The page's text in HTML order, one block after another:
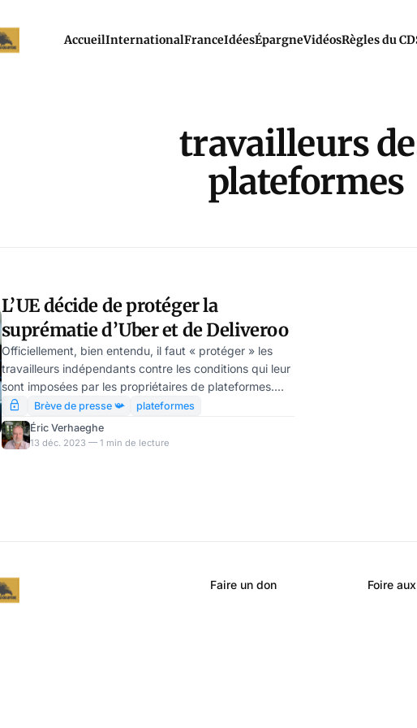
AccueilInternationalFranceIdéesÉpargneVidéosRègles du
travailleurs
plateformes
L’UE décide de protéger la
suprématie d’Uber et de Deliveroo
Officiellement, bien entendu, il faut « protéger » les
travailleurs indépendants contre les conditions qui leur
sont imposées par les propriétaires de plateformes.
Qui peut être contre cette mesure « sociale » qui vise à
éviter une exploitation éhontée des individus ? Sauf
que la réglementation qui vient d’être adoptée par le
Brève de presse 📯
plateformes
Éric Verhaeghe
13 déc. 2023 — 1 min de lecture
Faire un don Foire